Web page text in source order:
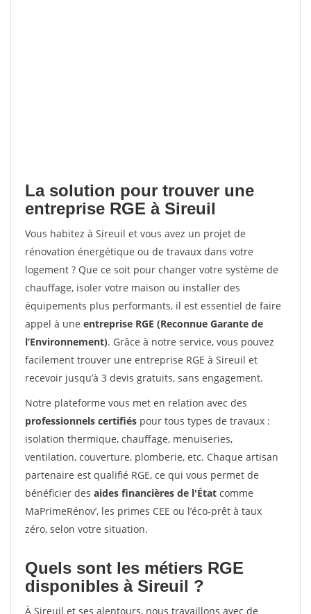
La solution pour trouver une
entreprise RGE à Sireuil
Vous habitez à Sireuil et vous avez un projet de
rénovation énergétique ou de travaux dans votre
logement ? Que ce soit pour changer votre système de
chauffage, isoler votre maison ou installer des
équipements plus performants, il est essentiel de faire
appel à une entreprise RGE (Reconnue Garante de
l’Environnement). Grâce à notre service, vous pouvez
facilement trouver une entreprise RGE à Sireuil et
recevoir jusqu’à 3 devis gratuits, sans engagement.
Notre plateforme vous met en relation avec des
professionnels certifiés pour tous types de travaux :
isolation thermique, chauffage, menuiseries,
ventilation, couverture, plomberie, etc. Chaque artisan
partenaire est qualifié RGE, ce qui vous permet de
bénéficier des aides financières de l'État comme
MaPrimeRénov’, les primes CEE ou l’éco-prêt à taux
zéro, selon votre situation.
Quels sont les métiers RGE
disponibles à Sireuil ?
À Sireuil et ses alentours, nous travaillons avec de